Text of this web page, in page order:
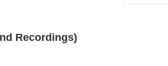
Recordings)